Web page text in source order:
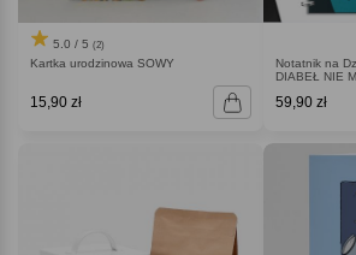
5.0 / 5 (2)
Kartka urodzinowa SOWY
15,90 zł
Notatnik na
DIABEŁ NIE
59,90 zł